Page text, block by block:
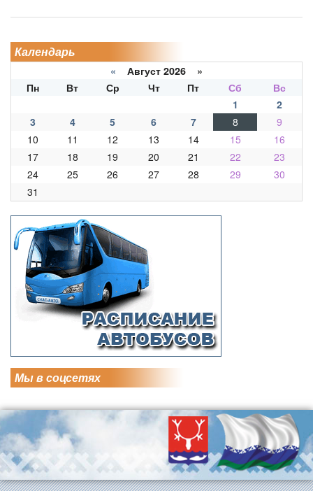
Календарь
« Август 2026 »
Пн
Вт Ср Чт Пт Сб
Вс
1
2
3
4 5 6 7 8
9
10
11 12 13 14 15
16
17
18 19 20 21 22
23
24
25 26 27 28 29
30
31
Мы в соцсетях